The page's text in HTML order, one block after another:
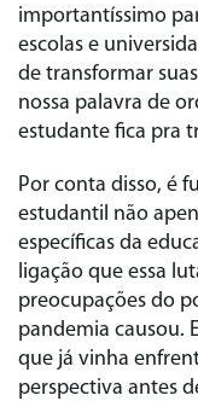
importantíssimo
escolas e
de transformar
nossa palavra de
estudante fica pra
Por conta disso, é
estudantil não
específicas da
ligação que essa
preocupações do
pandemia causou.
que já vinha
perspectiva antes